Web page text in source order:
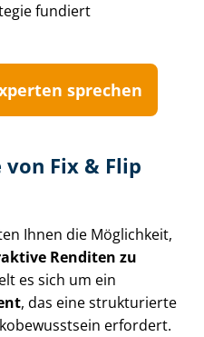
fundiert
sprechen
Fix & Flip
Ihnen die Möglichkeit,
Renditen zu
es sich um ein
, das eine strukturierte
erfordert.